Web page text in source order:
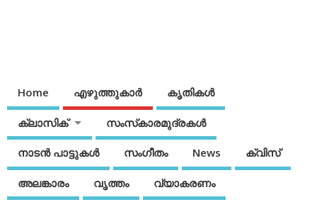
Home എഴുത്തുകാര്‍ കൃതികൾ
ക്ലാസിക് സംസ്‌കാരമുദ്രകള്‍
നാടന്‍ പാട്ടുകള്‍ സംഗീതം News ക്വിസ്
അലങ്കാരം വൃത്തം വ്യാകരണം